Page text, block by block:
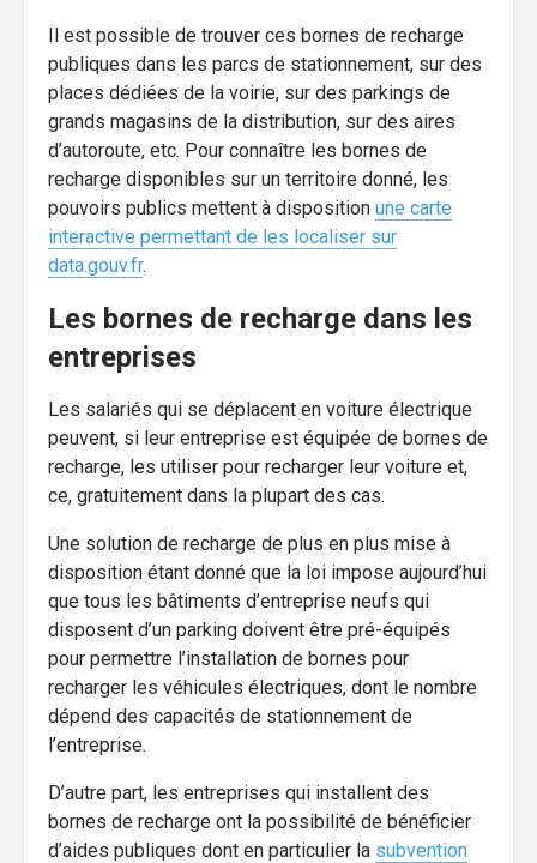
Il est possible de trouver ces bornes de recharge
publiques dans les parcs de stationnement, sur des
places dédiées de la voirie, sur des parkings de
grands magasins de la distribution, sur des aires
d’autoroute, etc. Pour connaître les bornes de
recharge disponibles sur un territoire donné, les
pouvoirs publics mettent à disposition une carte
interactive permettant de les localiser sur
data.gouv.fr.
Les bornes de recharge dans les
entreprises
Les salariés qui se déplacent en voiture électrique
peuvent, si leur entreprise est équipée de bornes de
recharge, les utiliser pour recharger leur voiture et,
ce, gratuitement dans la plupart des cas.
Une solution de recharge de plus en plus mise à
disposition étant donné que la loi impose aujourd’hui
que tous les bâtiments d’entreprise neufs qui
disposent d’un parking doivent être pré-équipés
pour permettre l’installation de bornes pour
recharger les véhicules électriques, dont le nombre
dépend des capacités de stationnement de
l’entreprise.
D’autre part, les entreprises qui installent des
bornes de recharge ont la possibilité de bénéficier
d’aides publiques dont en particulier la subvention